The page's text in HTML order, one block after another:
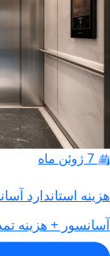
آسانسور + هزینه